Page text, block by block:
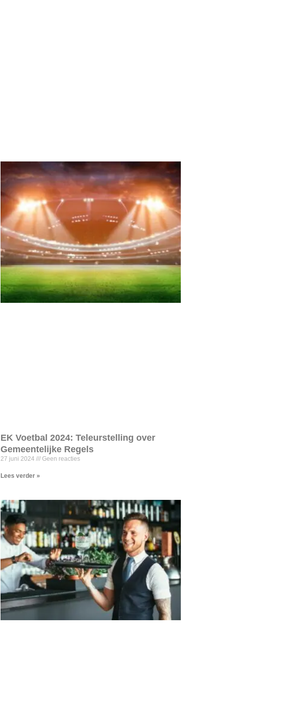
EK Voetbal 2024: Teleurstelling over
Gemeentelijke Regels
27 juni 2024 Geen reacties
Lees verder »